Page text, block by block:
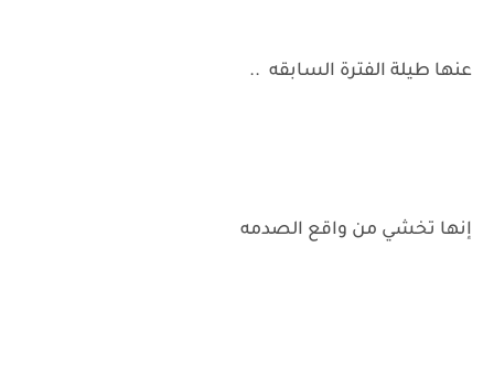
عنها طيلة الفترة السابقه ..
إنها تخشي من واقع الصدمه